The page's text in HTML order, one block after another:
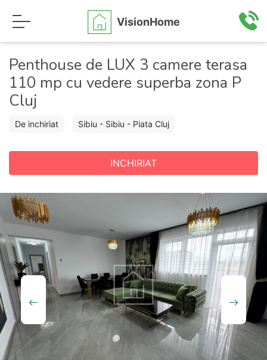
VisionHome
Penthouse de LUX 3 camere terasa
110 mp cu vedere superba zona P
Cluj
De inchiriat Sibiu - Sibiu - Piata Cluj
INCHIRIAT